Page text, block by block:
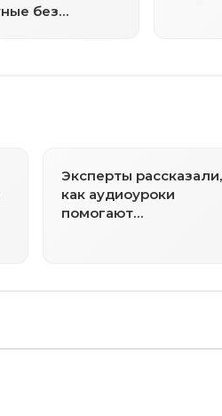
без
Эксперты рассказали,
как аудиоуроки
помогают